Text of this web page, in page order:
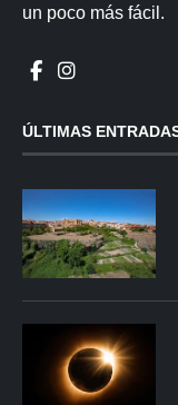
un poco más fácil.
ÚLTIMAS